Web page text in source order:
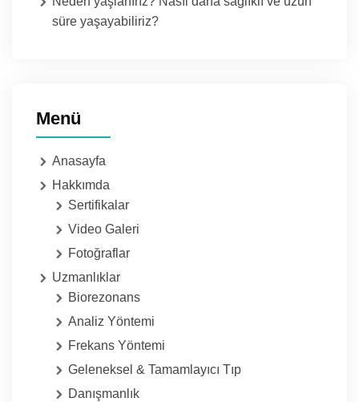
süre yaşayabiliriz?
Menü
Anasayfa
Hakkımda
Sertifikalar
Video Galeri
Fotoğraflar
Uzmanlıklar
Biorezonans
Analiz Yöntemi
Frekans Yöntemi
Geleneksel & Tamamlayıcı Tıp
Danışmanlık